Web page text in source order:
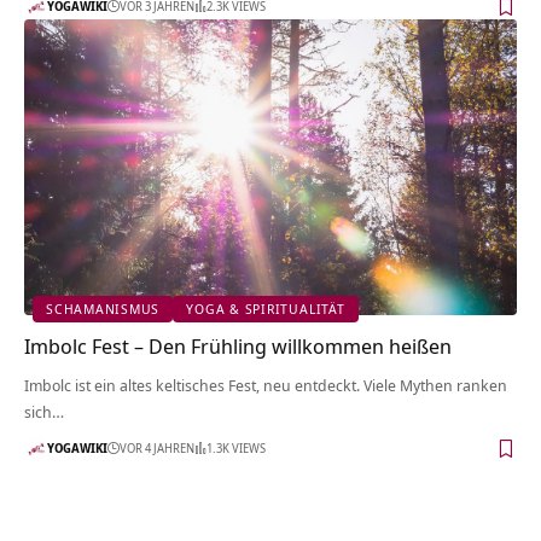
YOGAWIKI VOR 3 JAHREN 2.3K VIEWS
SCHAMANISMUS YOGA & SPIRITUALITÄT
Imbolc Fest – Den Frühling willkommen heißen
Imbolc ist ein altes keltisches Fest, neu entdeckt. Viele Mythen ranken
sich…
YOGAWIKI VOR 4 JAHREN 1.3K VIEWS